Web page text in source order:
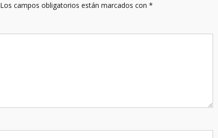
Los campos obligatorios están marcados con *